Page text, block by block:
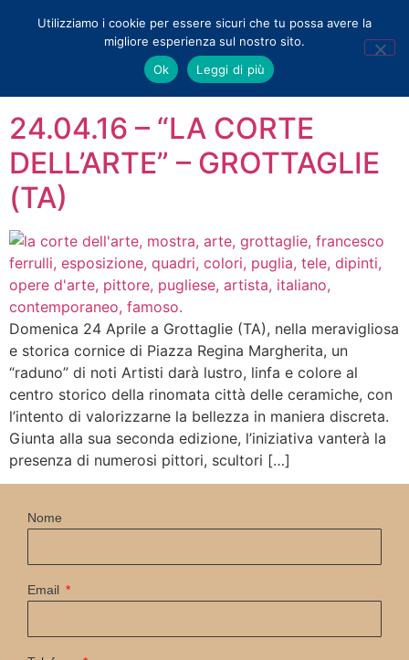
mostra collettiva
24.04.16 – “LA CORTE
DELL’ARTE” – GROTTAGLIE
(TA)
Domenica 24 Aprile a Grottaglie (TA), nella meravigliosa
e storica cornice di Piazza Regina Margherita, un
“raduno” di noti Artisti darà lustro, linfa e colore al
centro storico della rinomata città delle ceramiche, con
l’intento di valorizzarne la bellezza in maniera discreta.
Giunta alla sua seconda edizione, l’iniziativa vanterà la
presenza di numerosi pittori, scultori […]
Nome
Email
Utilizziamo i cookie per essere sicuri che tu possa avere la
migliore esperienza sul nostro sito.
Ok
Leggi di più